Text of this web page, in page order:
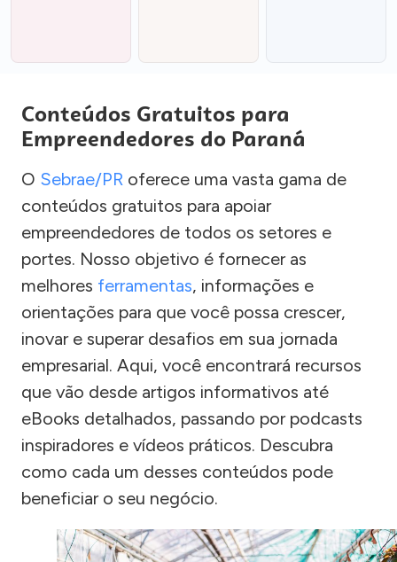
Conteúdos Gratuitos para
Empreendedores do Paraná
O Sebrae/PR oferece uma vasta gama de
conteúdos gratuitos para apoiar
empreendedores de todos os setores e
portes. Nosso objetivo é fornecer as
melhores ferramentas, informações e
orientações para que você possa crescer,
inovar e superar desafios em sua jornada
empresarial. Aqui, você encontrará recursos
que vão desde artigos informativos até
eBooks detalhados, passando por podcasts
inspiradores e vídeos práticos. Descubra
como cada um desses conteúdos pode
beneficiar o seu negócio.